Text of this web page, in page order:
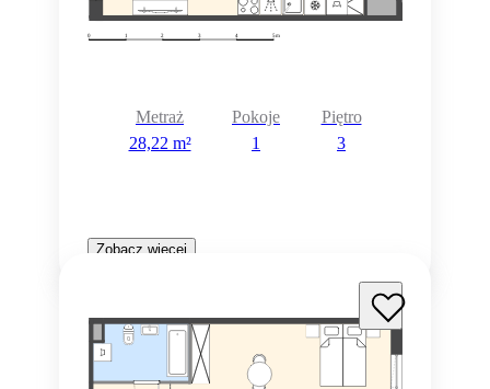
Metraż
28,22 m²
Pokoje
1
Piętro
3
Zobacz więcej